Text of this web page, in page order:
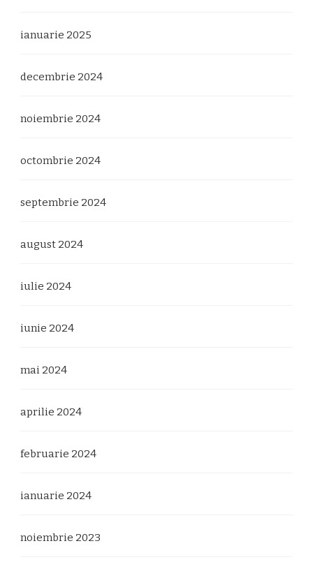
ianuarie 2025
decembrie 2024
noiembrie 2024
octombrie 2024
septembrie 2024
august 2024
iulie 2024
iunie 2024
mai 2024
aprilie 2024
februarie 2024
ianuarie 2024
noiembrie 2023